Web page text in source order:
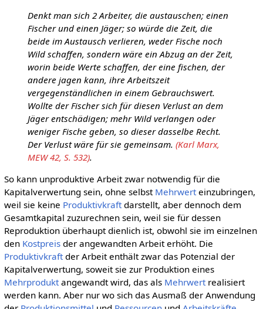
Denkt man sich 2 Arbeiter, die austauschen; einen
Fischer und einen Jäger; so würde die Zeit, die
beide im Austausch verlieren, weder Fische noch
Wild schaffen, sondern wäre ein Abzug an der Zeit,
worin beide Werte schaffen, der eine fischen, der
andere jagen kann, ihre Arbeitszeit
vergegenständlichen in einem Gebrauchswert.
Wollte der Fischer sich für diesen Verlust an dem
Jäger entschädigen; mehr Wild verlangen oder
weniger Fische geben, so dieser dasselbe Recht.
Der Verlust wäre für sie gemeinsam. (Karl Marx,
MEW 42, S. 532).
So kann unproduktive Arbeit zwar notwendig für die
Kapitalverwertung sein, ohne selbst Mehrwerteinzubringen,
weil sie keine Produktivkraftdarstellt, aber dennoch dem
Gesamtkapital zuzurechnen sein, weil sie für dessen
Reproduktion überhaupt dienlich ist, obwohl sie im einzelnen
den Kostpreisder angewandten Arbeit erhöht. Die
Produktivkraftder Arbeit enthält zwar das Potenzial der
Kapitalverwertung, soweit sie zur Produktion eines
Mehrproduktangewandt wird, das als Mehrwertrealisiert
werden kann. Aber nur wo sich das Ausmaß der Anwendung